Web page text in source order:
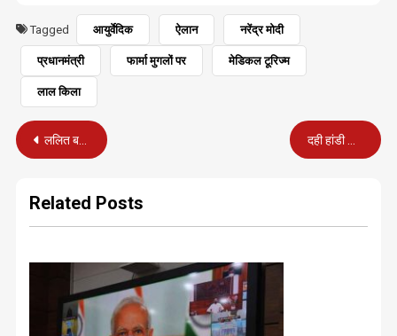
Tagged आयुर्वेदिक ऐलान नरेंद्र मोदी
प्रधानमंत्री फार्मा मुगलों पर मेडिकल टूरिज्म
लाल किला
Post
ललित बनेंगे सुप्रीम कोर्ट के 49वें चीफ जस्टिस, पेंशनरों की चिंता बढ़ी
Related Posts